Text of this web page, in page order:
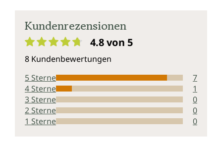
Kundenrezensionen
4.8 von 5
8 Kundenbewertungen
5 Sterne
7
4 Sterne
1
3 Sterne
0
2 Sterne
0
1 Sterne
0